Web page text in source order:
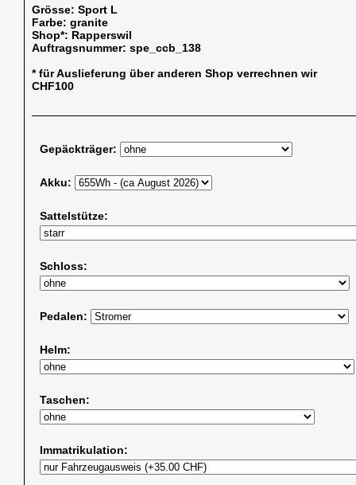
Grösse:Sport L
Farbe:granite
Shop*: Rapperswil
Auftragsnummer:spe_ccb_138
* für Auslieferung über anderen Shop verrechnen wir
CHF100
Gepäckträger:
Akku:
Sattelstütze:
Schloss:
Pedalen:
Helm:
Taschen:
Immatrikulation: